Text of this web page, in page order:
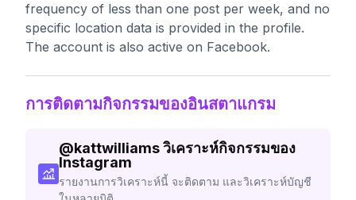
frequency of less than one post per week, and no
specific location data is provided in the profile.
The account is also active on Facebook.
การติดตามกิจกรรมของอินสตาแกรม
@kattwilliams วิเคราะห์กิจกรรมของ
Instagram
รายงานการวิเคราะห์นี้ จะติดตาม และวิเคราะห์บัญชี